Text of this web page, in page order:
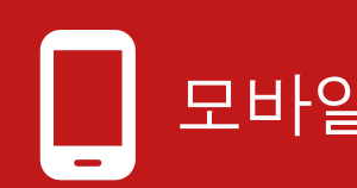
phone_android 모바